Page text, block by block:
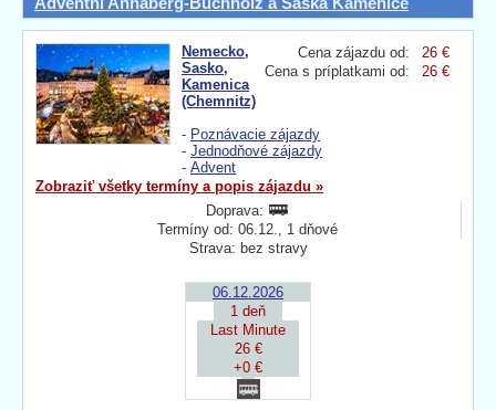
Cena zájazdu od:
26 €
Cena s príplatkami od:
26 €
Nemecko,
Sasko,
Kamenica
(Chemnitz)
- Poznávacie zájazdy
- Jednodňové zájazdy
- Advent
Zobraziť všetky termíny a popis zájazdu »
Doprava:
Termíny od: 06.12., 1 dňové
Strava: bez stravy
06.12.2026
1 deň
Last Minute
26 €
+0 €